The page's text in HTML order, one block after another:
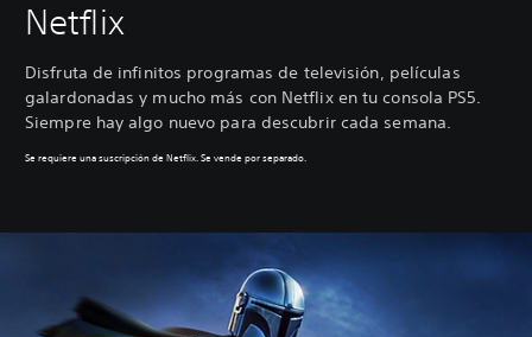
Netflix
Disfruta de infinitos programas de televisión, películas
galardonadas y mucho más con Netflix en tu consola PS5.
Siempre hay algo nuevo para descubrir cada semana.
Se requiere una suscripción de Netflix. Se vende por separado.